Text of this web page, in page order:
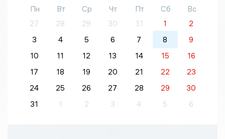
Пн Вт Ср Чт Пт Сб
Вс
27
28 29 30 31 1
2
3
4 5 6 7 8
9
10
11 12 13 14 15
16
17
18 19 20 21 22
23
24
25 26 27 28 29
30
31
1 2 3 4 5 6